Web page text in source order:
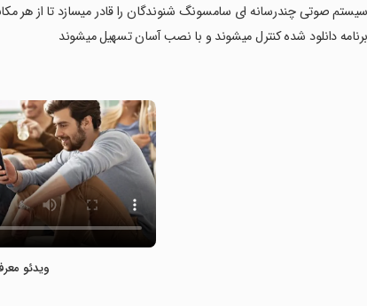
سیستم صوتی چندرسانه ای سامسونگ شنوندگان را قادر میسازد تا از هر
برنامه دانلود شده کنترل میشوند و با نصب آسان تسهیل میشوند
ویدئو